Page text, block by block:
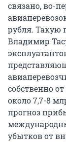
связано, во-
рубля. Такую
Владимир
собственно
около 7,7-8
прогноз
убытков от